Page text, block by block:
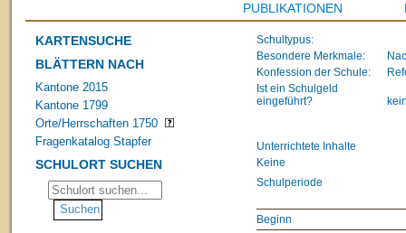
PUBLIKATIONEN
KARTENSUCHE
BLÄTTERN NACH
Kantone 2015
Kantone 1799
Orte/Herrschaften 1750
Fragenkatalog Stapfer
SCHULORT SUCHEN
Schultypus:
Besondere Merkmale:
Konfession der Schule:
Ist ein Schulgeld
eingeführt?
Unterrichtete Inhalte
Keine
Schulperiode
Beginn